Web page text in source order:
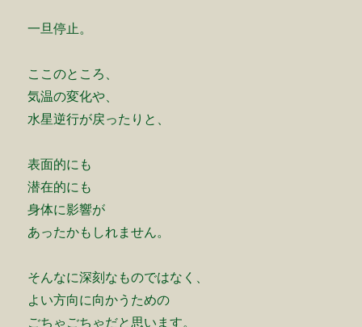
一旦停止。
ここのところ、
気温の変化や、
水星逆行が戻ったりと、
表面的にも
潜在的にも
身体に影響が
あったかもしれません。
そんなに深刻なものではなく、
よい方向に向かうための
ごちゃごちゃだと思います。